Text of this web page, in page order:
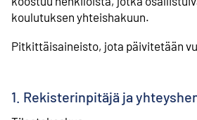
koulutuksen yhteishakuun.
Pitkittäisaineisto, jota päivitetään
1. Rekisterinpitäjä ja